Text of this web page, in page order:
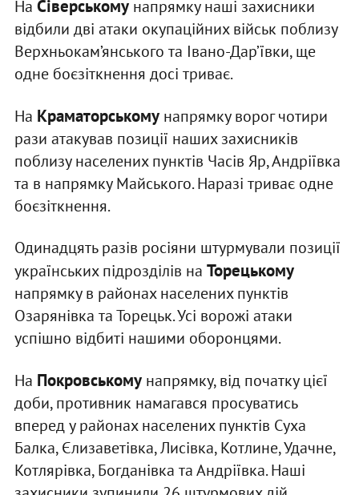
На Сіверськомунапрямку наші захисники
відбили дві атаки окупаційних військ поблизу
Верхньокам’янського та Івано-Дар’ївки, ще
одне боєзіткнення досі триває.
На Краматорськомунапрямку ворог чотири
рази атакував позиції наших захисників
поблизу населених пунктів Часів Яр, Андріївка
та в напрямку Майського. Наразі триває одне
боєзіткнення.
Одинадцять разів росіяни штурмували позиції
українських підрозділів на Торецькому
напрямку в районах населених пунктів
Озарянівка та Торецьк. Усі ворожі атаки
успішно відбиті нашими оборонцями.
На Покровськомунапрямку, від початку цієї
доби, противник намагався просуватись
вперед у районах населених пунктів Суха
Балка, Єлизаветівка, Лисівка, Котлине, Удачне,
Котлярівка, Богданівка та Андріївка. Наші